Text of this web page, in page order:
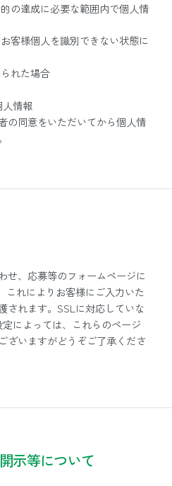
の達成に必要な範囲内で個人情
客様個人を識別できない状態に
れた場合
人情報
の同意をいただいてから個人情
せ、応募等のフォームページに
これによりお客様にご入力いた
されます。SSLに対応していな
によっては、これらのページ
ざいますがどうぞご了承くださ
示等について